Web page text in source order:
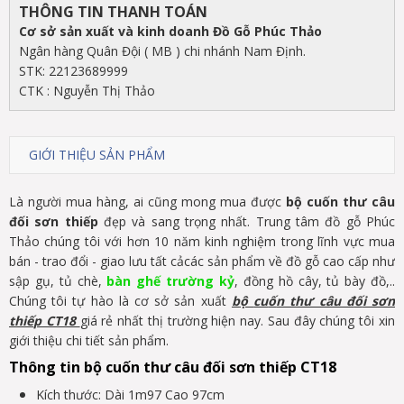
THÔNG TIN THANH TOÁN
Cơ sở sản xuất và kinh doanh Đồ Gỗ Phúc Thảo
Ngân hàng Quân Đội ( MB ) chi nhánh Nam Định.
STK: 22123689999
CTK : Nguyễn Thị Thảo
GIỚI THIỆU SẢN PHẨM
Là người mua hàng, ai cũng mong mua được bộ cuốn thư câu
đối sơn thiếpđẹp và sang trọng nhất. Trung tâm đồ gỗ Phúc
Thảo chúng tôi với hơn 10 năm kinh nghiệm trong lĩnh vực mua
bán - trao đổi - giao lưu tất cảcác sản phẩm về đồ gỗ cao cấp như
sập gụ, tủ chè, bàn ghế trường kỷ, đồng hồ cây, tủ bày đồ,..
Chúng tôi tự hào là cơ sở sản xuất bộ cuốn thư câu đối sơn
thiếp CT18 giá rẻ nhất thị trường hiện nay. Sau đây chúng tôi xin
giới thiệu chi tiết sản phẩm.
Thông tin bộ cuốn thư câu đối sơn thiếp CT18
Kích thước: Dài 1m97 Cao 97cm